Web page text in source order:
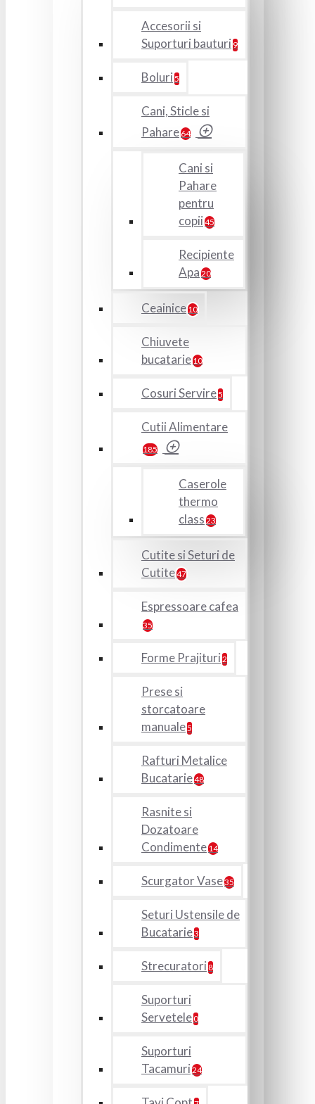
Accesorii si
Suporturi bauturi 9
Boluri 5
Cani, Sticle si
Pahare64
Cani si
Pahare
pentru
copii 45
Recipiente
Apa 20
Ceainice10
Chiuvete
bucatarie10
Cosuri Servire5
Cutii Alimentare
185
Caserole
thermo
class 23
Cutite si Seturi de
Cutite47
Espressoare cafea
35
Forme Prajituri 2
Prese si
storcatoare
manuale5
Rafturi Metalice
Bucatarie48
Rasnite si
Dozatoare
Condimente14
Scurgator Vase35
Seturi Ustensile de
Bucatarie3
Strecuratori 8
Suporturi
Servetele0
Suporturi
Tacamuri 24